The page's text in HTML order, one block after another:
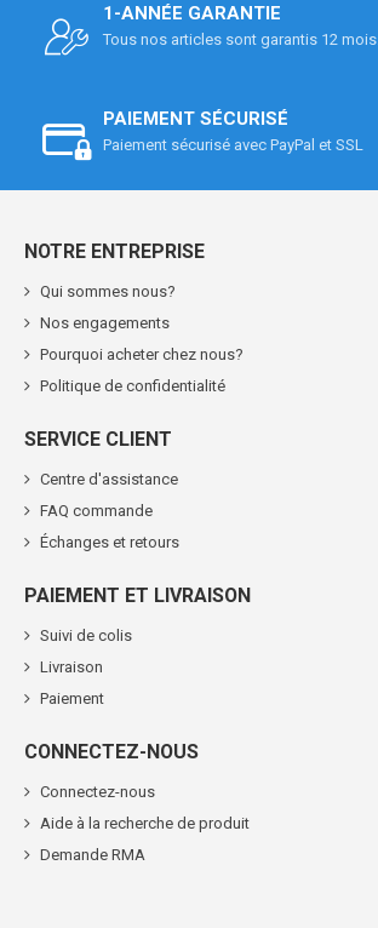
1-ANNÉE GARANTIE
Tous nos articles sont garantis 12 mois.
PAIEMENT SÉCURISÉ
Paiement sécurisé avec PayPal et SSL
NOTRE ENTREPRISE
Qui sommes nous?
Nos engagements
Pourquoi acheter chez nous?
Politique de confidentialité
SERVICE CLIENT
Centre d'assistance
FAQ commande
Échanges et retours
PAIEMENT ET LIVRAISON
Suivi de colis
Livraison
Paiement
CONNECTEZ-NOUS
Connectez-nous
Aide à la recherche de produit
Demande RMA